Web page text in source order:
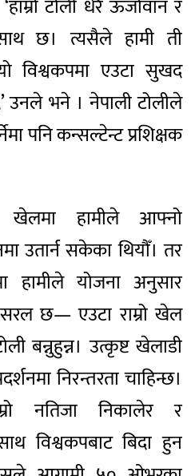
टोली धेरै ऊर्जावान र
छ। त्यसैले हामी ती
विश्वकपमा एउटा सुखद
उनले भने । नेपाली टोलीले
पनि कन्सल्टेन्ट प्रशिक्षक
खेलमा हामीले आफ्नो
उतार्न सकेका थियौँ। तर
हामीले योजना अनुसार
छ— एउटा राम्रो खेल
बन्नुहुन्न। उत्कृष्ट खेलाडी
निरन्तरता चाहिन्छ।
नतिजा निकालेर र
विश्वकपबाट बिदा हुन